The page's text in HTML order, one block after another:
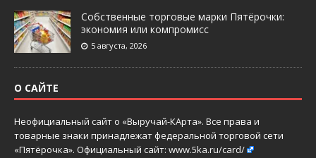
Собственные торговые марки Пятёрочки:
экономия или компромисс
5 августа, 2026
О САЙТЕ
Неофициальный сайт о «Выручай-КАрта». Все права и
товарные знаки принадлежат федеральной торговой сети
«Пятёрочка». Официальный сайт: www.5ka.ru/card/